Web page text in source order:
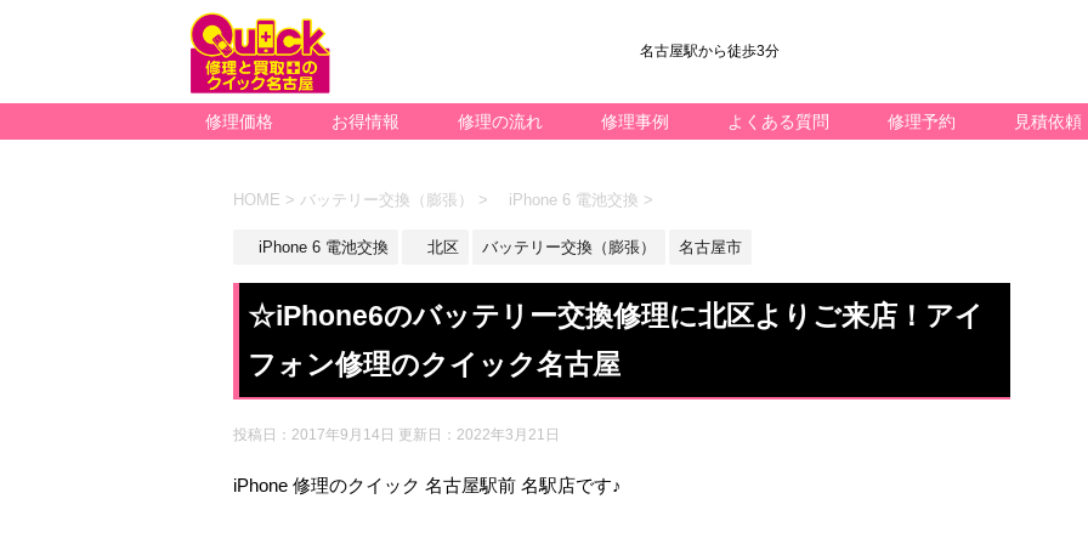
名古屋駅から徒歩3分
修理価格 お得情報 修理の流れ 修理事例 よくある質問 修理予約 見積依頼
HOME > バッテリー交換（膨張） > iPhone 6 電池交換 >
iPhone 6 電池交換 北区 バッテリー交換（膨張） 名古屋市
☆iPhone6のバッテリー交換修理に北区よりご来店！アイ
フォン修理のクイック名古屋
投稿日：2017年9月14日 更新日： 2022年3月21日
iPhone 修理のクイック 名古屋駅前 名駅店です♪